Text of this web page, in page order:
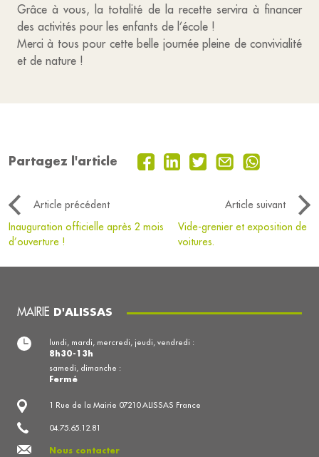
Grâce à vous, la totalité de la recette servira à financer
des activités pour les enfants de l’école !
Merci à tous pour cette belle journée pleine de convivialité
et de nature !
Partagez l'article
Article précédent
Article suivant
Inauguration officielle après 2 mois
d’ouverture !
Vide-grenier et exposition de
voitures.
MAIRIE D'ALISSAS
1 Rue de la Mairie 07210 ALISSAS France
04.75.65.12.81
Nous contacter
lundi, mardi, mercredi, jeudi, vendredi :
8h30-13h
samedi, dimanche :
Fermé